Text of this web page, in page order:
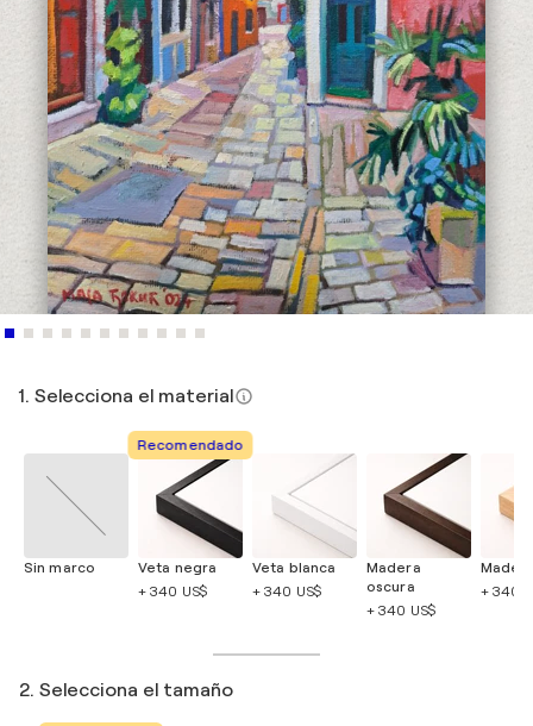
1. Selecciona el material
Sin marco
Recomendado
Veta negra
+ 340 US$
Veta blanca
+ 340 US$
Madera
oscura
+ 340 US$
+ 340
2. Selecciona el tamaño